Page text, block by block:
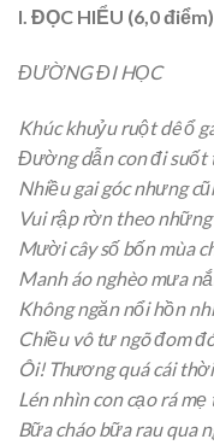
I. ĐỌC HIỂU (6,0
ĐƯỜNG ĐI HỌC
Khúc khuỷu ruột dê ổ
Đường dẫn con đi suốt
Nhiều gai góc nhưng
Vui rập rờn theo
Mười cây số bốn mùa
Manh áo nghèo mưa
Không ngăn nổi hồn
Chiều vô tư ngõ đom
Ôi! Thương quá cái
Lén nhìn con cạo rá
Bữa cháo bữa rau qua